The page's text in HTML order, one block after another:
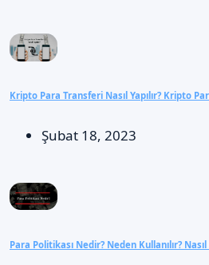
Kripto Para Transferi Nasıl Yapılır? Kripto
Şubat 18, 2023
Para Politikası Nedir? Neden Kullanılır?